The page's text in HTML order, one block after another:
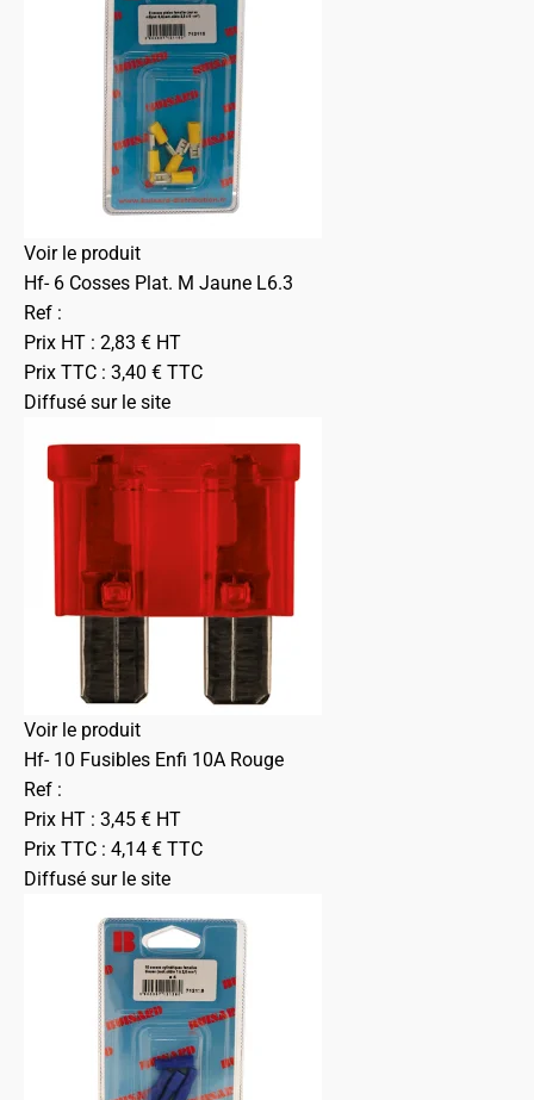
Voir le produit
Hf- 6 Cosses Plat. M Jaune L6.3
Ref :
Prix HT : 2,83 € HT
Prix TTC : 3,40 € TTC
Diffusé sur le site
Voir le produit
Hf- 10 Fusibles Enfi 10A Rouge
Ref :
Prix HT : 3,45 € HT
Prix TTC : 4,14 € TTC
Diffusé sur le site